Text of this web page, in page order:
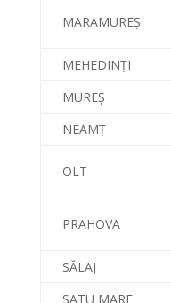
MARAMUREȘ
MEHEDINȚI
MUREȘ
NEAMȚ
OLT
PRAHOVA
SĂLAJ
SATU MARE